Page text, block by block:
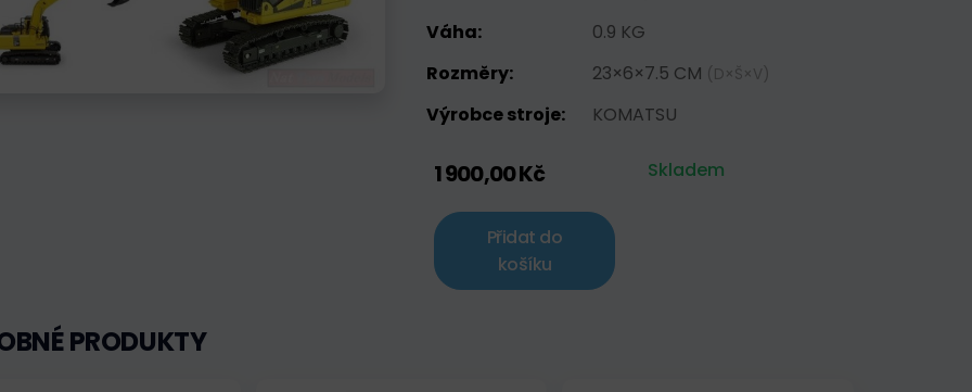
Váha:
0.9 KG
Rozměry:
23×6×7.5 CM (D×Š×V)
Výrobce stroje: KOMATSU
1 900,00 Kč Skladem
Přidat do
košíku
PRODUKTY